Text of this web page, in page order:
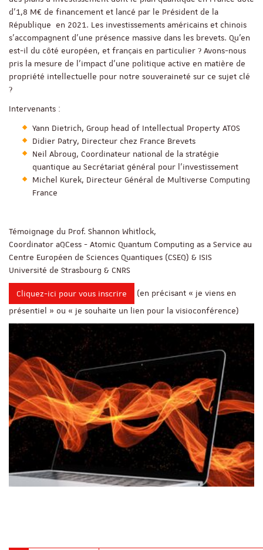
d’1,8 M€ de financement et lancé par le Président de la
République en 2021. Les investissements américains et chinois
s’accompagnent d’une présence massive dans les brevets. Qu’en
est-il du côté européen, et français en particulier ? Avons-nous
pris la mesure de l’impact d’une politique active en matière de
propriété intellectuelle pour notre souveraineté sur ce sujet clé
?
Intervenants :
Yann Dietrich, Group head of Intellectual Property ATOS
Didier Patry, Directeur chez France Brevets
Neil Abroug, Coordinateur national de la stratégie
quantique au Secrétariat général pour l'investissement
Michel Kurek, Directeur Général de Multiverse Computing
France
Témoignage du Prof. Shannon Whitlock,
Coordinator aQCess - Atomic Quantum Computing as a Service au
Centre Européen de Sciences Quantiques (CSEQ) & ISIS
Université de Strasbourg & CNRS
Cliquez-ici pour vous inscrire
(en précisant « je viens en
présentiel » ou « je souhaite un lien pour la visioconférence)